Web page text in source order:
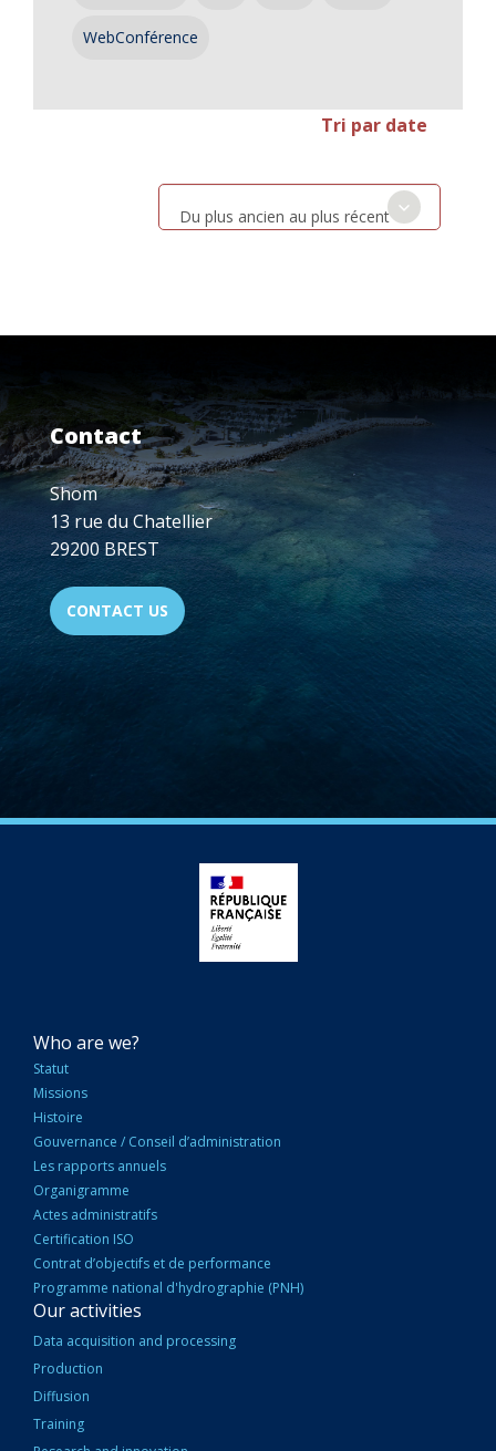
WebConférence
Tri par date
Du plus ancien au plus récent
Contact
Shom
13 rue du Chatellier
29200 BREST
CONTACT US
NAVIGATION
PRINCIPALE
Who are we?
Statut
Missions
Histoire
Gouvernance / Conseil d’administration
Les rapports annuels
Organigramme
Actes administratifs
Certification ISO
Contrat d’objectifs et de performance
Programme national d'hydrographie (PNH)
Our activities
Data acquisition and processing
Production
Diffusion
Training